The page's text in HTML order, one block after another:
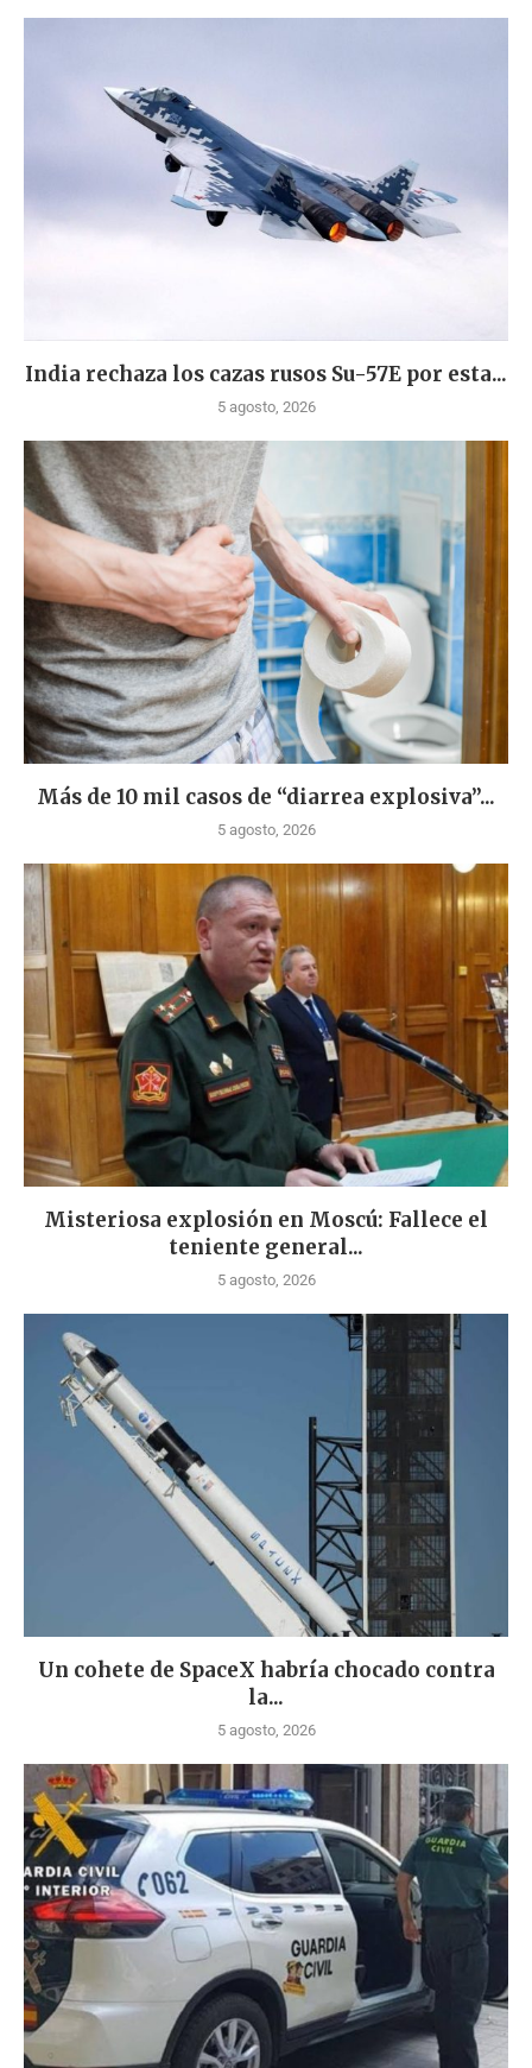
India rechaza los cazas rusos Su-57E por esta...
5 agosto, 2026
Más de 10 mil casos de “diarrea explosiva”...
5 agosto, 2026
Misteriosa explosión en Moscú: Fallece el
teniente general...
5 agosto, 2026
Un cohete de SpaceX habría chocado contra
la...
5 agosto, 2026